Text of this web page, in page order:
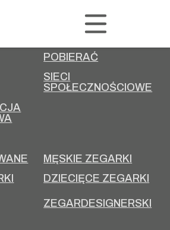
KARIERA
POBIERAĆ
SIECI
SPOŁECZNOŚCIOWE
MĘSKIE ZEGARKI
DZIECIĘCE ZEGARKI
ZEGARDESIGNERSKI